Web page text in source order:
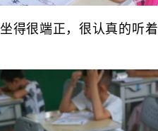
很端正，很认真的听着